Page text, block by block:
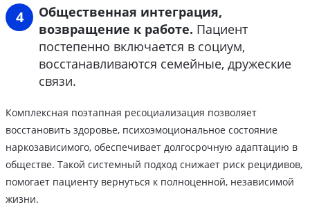
Общественная интеграция,
возвращение к работе. Пациент
постепенно включается в социум,
восстанавливаются семейные, дружеские
связи.
Комплексная поэтапная ресоциализация позволяет
восстановить здоровье, психоэмоциональное состояние
наркозависимого, обеспечивает долгосрочную адаптацию в
обществе. Такой системный подход снижает риск рецидивов,
помогает пациенту вернуться к полноценной, независимой
жизни.